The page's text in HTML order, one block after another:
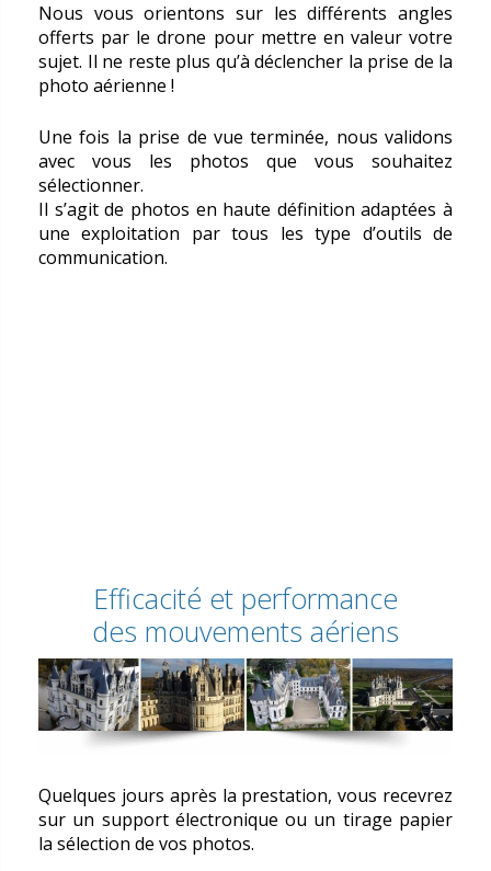
Nous vous orientons sur les différents angles
offerts par le drone pour mettre en valeur votre
sujet. Il ne reste plus qu’à déclencher la prise de la
photo aérienne !
Une fois la prise de vue terminée, nous validons
avec vous les photos que vous souhaitez
sélectionner.
Il s’agit de photos en haute définition adaptées à
une exploitation par tous les type d’outils de
communication.
Efficacité et performance
des mouvements aériens
Quelques jours après la prestation, vous recevrez
sur un support électronique ou un tirage papier
la sélection de vos photos.